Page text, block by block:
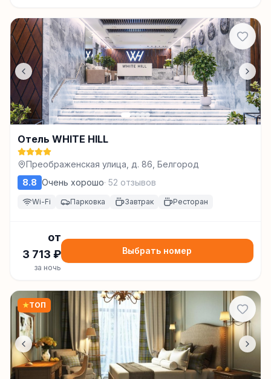
Отель WHITE HILL
Преображенская улица, д. 86, Белгород
8.8 Очень хорошо· 52 отзывов
Wi-Fi Парковка Завтрак Ресторан
от
3 713 ₽
за ночь
Выбрать номер
★ТОП